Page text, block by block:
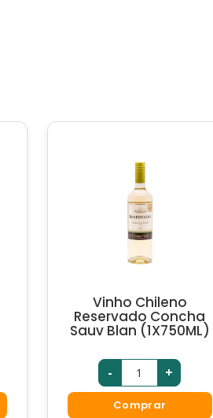
Vinho Chileno
Reservado Concha
Sauv Blan (1X750ML)
- +
Comprar